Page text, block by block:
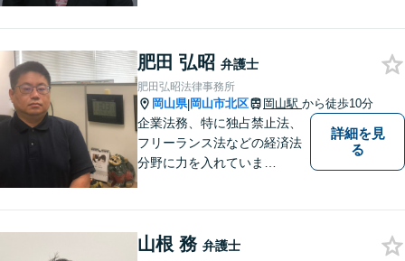
肥田 弘昭 弁護士
肥田弘昭法律事務所
岡山県|岡山市北区 岡山駅 から徒歩10分
企業法務、特に独占禁止法、
フリーランス法などの経済法
分野に力を入れていま
詳細を見
る
山根 務 弁護士